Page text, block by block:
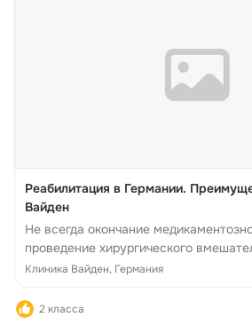
Реабилитация в Германии.
Вайден
Не всегда окончание
проведение хирургического
окончание борьбы с патологией. Как
длит...
Клиника Вайден, Германия
2 класса